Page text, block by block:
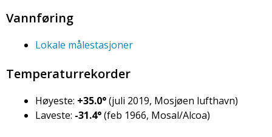
Vannføring
Lokale målestasjoner
Temperaturrekorder
Høyeste: +35.0°(juli 2019, Mosjøen lufthavn)
Laveste: -31.4°(feb 1966, Mosal/Alcoa)